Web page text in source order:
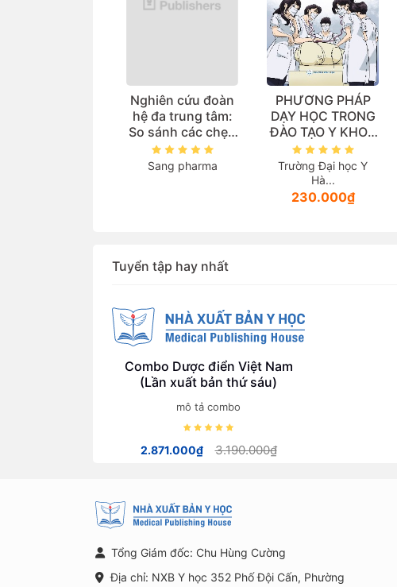
Nghiên cứu đoàn
hệ đa trung tâm:
So sánh các chẹn
beta trong thực tế
lâm sàng điều trị
Sang pharma
PHƯƠNG PHÁP
DẠY HỌC TRONG
ĐÀO TẠO Y KHOA
DỰA TRÊN NĂNG
LỰC (Tài liệu dành
cho giảng viên
các ngành thuộc
Trường Đại học Y
Hà...
230.000₫
Tuyển tập hay nhất
Combo Dược điển Việt Nam
(Lần xuất bản thứ sáu)
mô tả combo
2.871.000₫ 3.190.000₫
Tổng Giám đốc: Chu Hùng Cường
Địa chỉ: NXB Y học 352 Phố Đội Cấn, Phường